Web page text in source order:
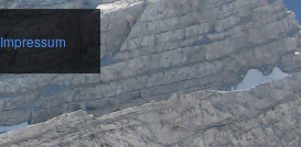
Impressum